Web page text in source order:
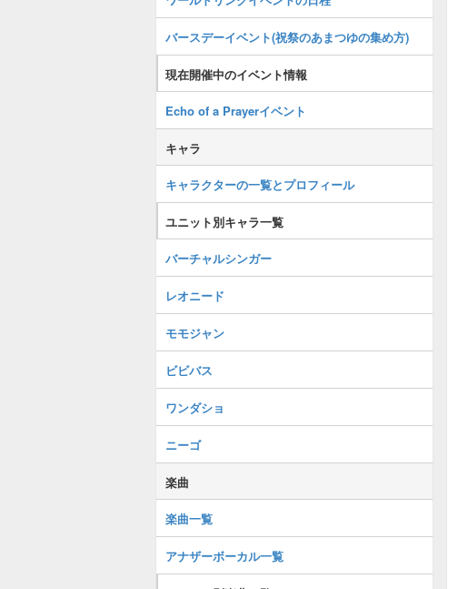
バースデーイベント(祝祭のあまつゆの集め方)
現在開催中のイベント情報
Echo of a Prayerイベント
キャラ
キャラクターの一覧とプロフィール
ユニット別キャラ一覧
バーチャルシンガー
レオニード
モモジャン
ビビバス
ワンダショ
ニーゴ
楽曲
楽曲一覧
アナザーボーカル一覧